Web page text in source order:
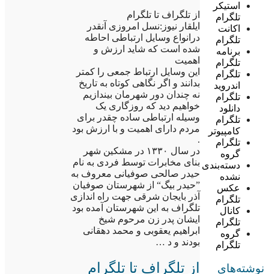
استیکر
تلگرام
اکانت
تلگرام
برنامه
تلگرام
تلگرام
اندروید
تلگرام
دانلود
تلگرام
کامپیوتر
تلگرام
گروه
دسته‌بندی
نشده
عکس
تلگرام
کانال
تلگرام
گروه
تلگرام
نوشته‌های
از تلگراف تا تلگرام
ایلقار نیوز:نسل امروزی آنقدر
درانواع وسایل ارتباطی احاطه
شده است که شاید ارزش و
اهمیت
این وسایل ارتباط جمعی را کمتر
بدانند و اگر نگاهی کوتاه به تاریخ
نه چندان دور شهرمان بیندازیم
خواهیم دید که روزگاری یک
وسیله ارتباطی ساده چقدر برای
مردم دارای اهمیت و با ارزش بود
.
در سال ۱۳۳۰ در مشکین شهر
بنای مخابرات توسط فردی به نام
حیدر صالحی صوفیانی معروف به
”حیدر بیگ“ از شهرستان صوفیان
آذر بایجان شرقی جهت راه اندازی
تلگراف به این شهرستان آمده بود
ایشان پدر زن مرحوم شیخ
ابراهیم یعقوبی و محمد دهقانی
بودند و د …
از تلگراف تا تلگرام